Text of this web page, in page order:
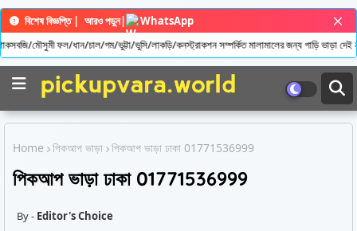
বিশেষ বিজ্ঞপ্তি | আরও পড়ুন|
WhatsApp
ফল/ধান/চাল/গম/ভুট্টা/ভুসি/লাকড়ি/কনস্ট্রাকশন সম্পর্কিত মালামালের জন্য গাড়ি ভাড়া দেই
Home পিকআপ ভাড়া পিকআপ ভাড়া ঢাকা 01771536999
পিকআপ ভাড়া ঢাকা 01771536999
Editor's Choice